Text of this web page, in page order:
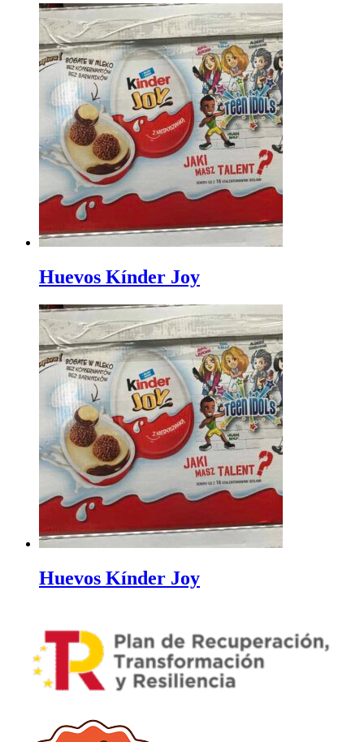
Huevos Kínder Joy
Huevos Kínder Joy